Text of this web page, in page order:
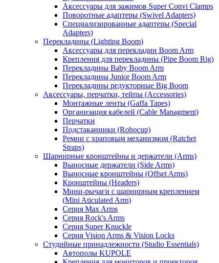
Аксессуары для зажимов Super Convi Clamps
Поворотные адаптеры (Swivel Adapters)
Специализированные адаптеры (Special
Adapters)
Перекладины (Lighting Boom)
Аксессуары для перекладин Boom Arm
Крепления для перекладины (Pipe Boom Rig)
Перекладины Baby Boom Arm
Перекладины Junior Boom Arm
Перекладины редукторные Big Boom
Аксессуары, перчатки, тейпы (Accessories)
Монтажные ленты (Gaffa Tapes)
Организация кабелей (Cable Managment)
Перчатки
Подстаканники (Robocup)
Ремни с храповым механизмом (Ratchet
Straps)
Шарнирные кронштейны и держатели (Arms)
Выносные держатели (Side Arms)
Выносные кронштейны (Offset Arms)
Кронштейны (Headers)
Мини-рычаги с шарнирным креплением
(Mini Aticulated Arm)
Серия Max Arms
Серия Rock's Arms
Серия Super Knuckle
Серия Vision Arms & Vision Locks
Студийные принадлежности (Studio Essentials)
Автополы KUPOLE